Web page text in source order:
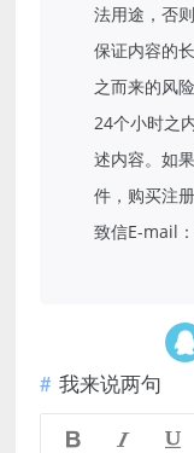
法用途，否
保证内容的
之而来的风
24个小时之
述内容。如
件，购买注
致信E-mail
我来说两句
  